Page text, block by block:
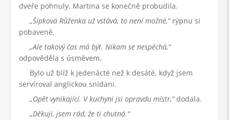
dveře pohnuly. Martina se konečně probudila.
Šípková Růženka už vstává, to není možné, rýpnu si
pobaveně.
Ale takový čas má být. Nikam se nespěchá,
odpověděla s úsměvem.
Bylo už blíž k jedenácté než k desáté, když jsem
servíroval anglickou snídani.
Opět vynikající. V kuchyni jsi opravdu mistr, dodala.
Děkuji, jsem rád, že ti chutná.